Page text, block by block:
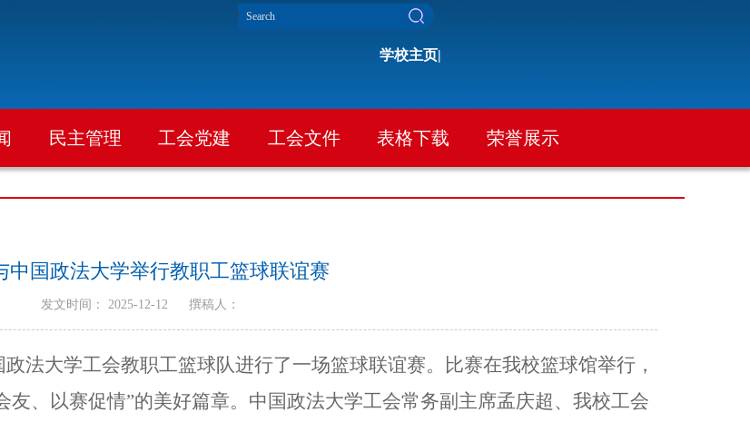
学校主页|
民主管理 工会党建 工会文件 表格下载 荣誉展示
中国政法大学举行教职工篮球联谊赛
发文时间： 2025-12-12 撰稿人：
法大学工会教职工篮球队进行了一场篮球联谊赛。比赛在我校篮球馆举行，
、以赛促情”的美好篇章。中国政法大学工会常务副主席孟庆超、我校工会